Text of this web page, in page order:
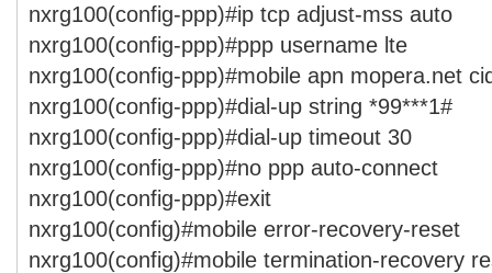
nxrg100(config-ppp)#ip tcp adjust-mss auto
nxrg100(config-ppp)#ppp username lte
nxrg100(config-ppp)#mobile apn mopera.net
nxrg100(config-ppp)#dial-up string *99***1#
nxrg100(config-ppp)#dial-up timeout 30
nxrg100(config-ppp)#no ppp auto-connect
nxrg100(config-ppp)#exit
nxrg100(config)#mobile error-recovery-reset
nxrg100(config)#mobile termination-recovery